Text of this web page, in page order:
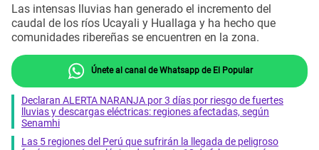
Las intensas lluvias han generado el incremento del
caudal de los ríos Ucayali y Huallaga y ha hecho que
comunidades ribereñas se encuentren en la zona.
Únete al canal de Whatsapp de El Popular
Declaran ALERTA NARANJA por 3 días por riesgo de fuertes
lluvias y descargas eléctricas: regiones afectadas, según
Senamhi
Las 5 regiones del Perú que sufrirán la llegada de peligroso